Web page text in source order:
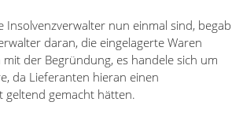
Insolvenzverwalter nun einmal sind, begab
daran, die eingelagerte Waren
der Begründung, es handele sich um
da Lieferanten hieran einen
geltend gemacht hätten.